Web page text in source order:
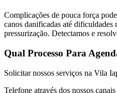
Complicações de pouca força
canos danificadas até dificuldades
pressurização. Detectamos e
Qual Processo Para
Solicitar nossos serviços na Vila
Telefone através dos nossos